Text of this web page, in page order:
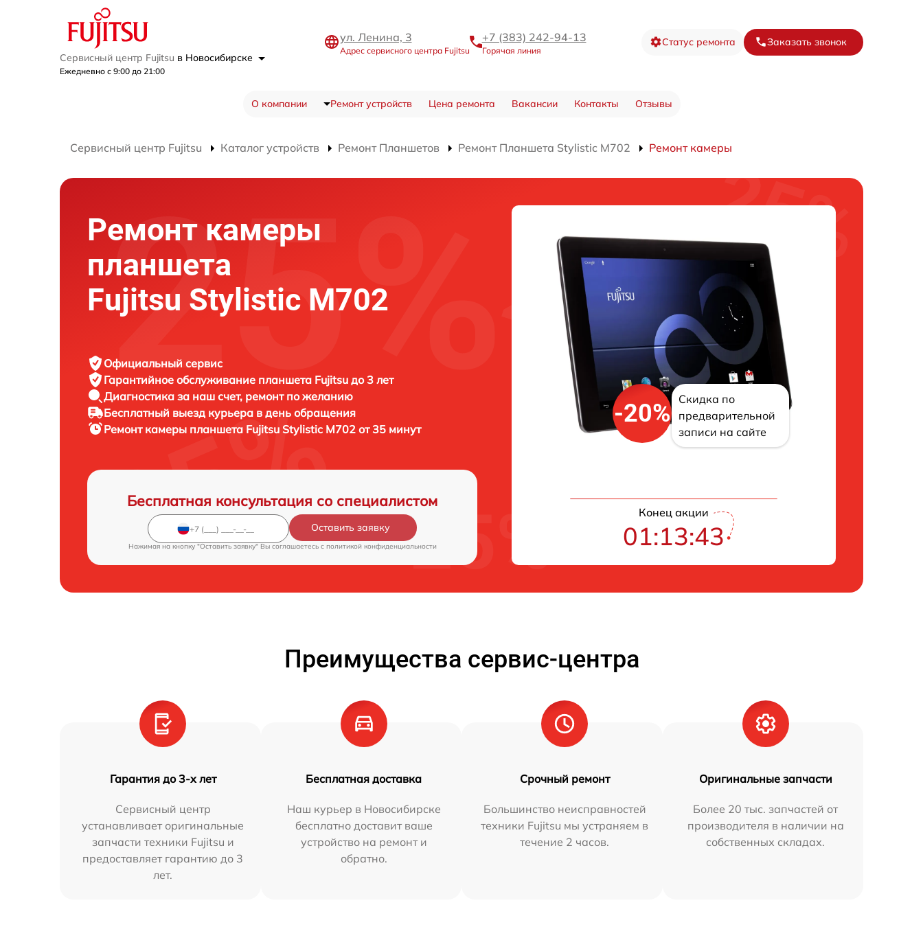
Сервисный центр Fujitsu в Новосибирске
Ежедневно с 9:00 до 21:00
ул. Ленина, 3
Адрес сервисного центра Fujitsu
+7 (383) 242-94-13
Горячая линия
Статус ремонта Заказать звонок
О компании Ремонт устройств Цена ремонта Вакансии Контакты Отзывы
Сервисный центр Fujitsu Каталог устройств Ремонт Планшетов Ремонт Планшета Stylistic M702 Ремонт камеры
Ремонт камеры
планшета
Fujitsu Stylistic M702
Официальный сервис
Гарантийное обслуживание планшета Fujitsu до 3 лет
Диагностика за наш счет, ремонт по желанию
Бесплатный выезд курьера в день обращения
Ремонт камеры планшета Fujitsu Stylistic M702 от 35 минут
Бесплатная консультация со специалистом
Оставить заявку
Нажимая на кнопку "Оставить заявку" Вы соглашаетесь c политикой конфиденциальности
-20%
Скидка по
предварительной
записи на сайте
Конец акции
01:13:42
Преимущества сервис-центра
Гарантия до 3-х лет
Сервисный центр
устанавливает оригинальные
запчасти техники Fujitsu и
предоставляет гарантию до 3
лет.
Бесплатная доставка
Наш курьер в Новосибирске
бесплатно доставит ваше
устройство на ремонт и
обратно.
Срочный ремонт
Большинство неисправностей
техники Fujitsu мы устраняем в
течение 2 часов.
Оригинальные запчасти
Более 20 тыс. запчастей от
производителя в наличии на
собственных складах.